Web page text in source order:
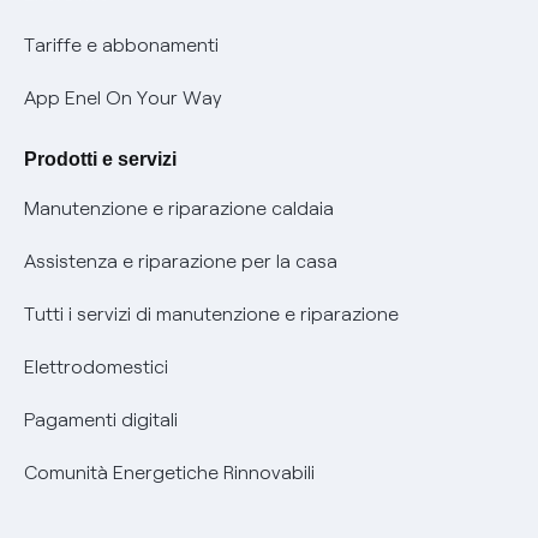
Phishing e truffe online
Verifica chi ti ha chiamato
Agevolazione utenti con disabilità per offerte Fibra
Informativa RAEE
Tariffe e abbonamenti
App Enel On Your Way
Prodotti e servizi
Manutenzione e riparazione caldaia
Assistenza e riparazione per la casa
Tutti i servizi di manutenzione e riparazione
Elettrodomestici
Pagamenti digitali
Comunità Energetiche Rinnovabili